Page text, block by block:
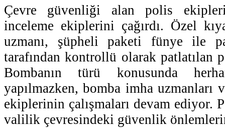
Çevre güvenliği alan polis
inceleme ekiplerini çağırdı. Özel
uzmanı, şüpheli paketi fünye ile
tarafından kontrollü olarak patlatılan
Bombanın türü konusunda
yapılmazken, bomba imha uzmanları
ekiplerinin çalışmaları devam ediyor.
valilik çevresindeki güvenlik